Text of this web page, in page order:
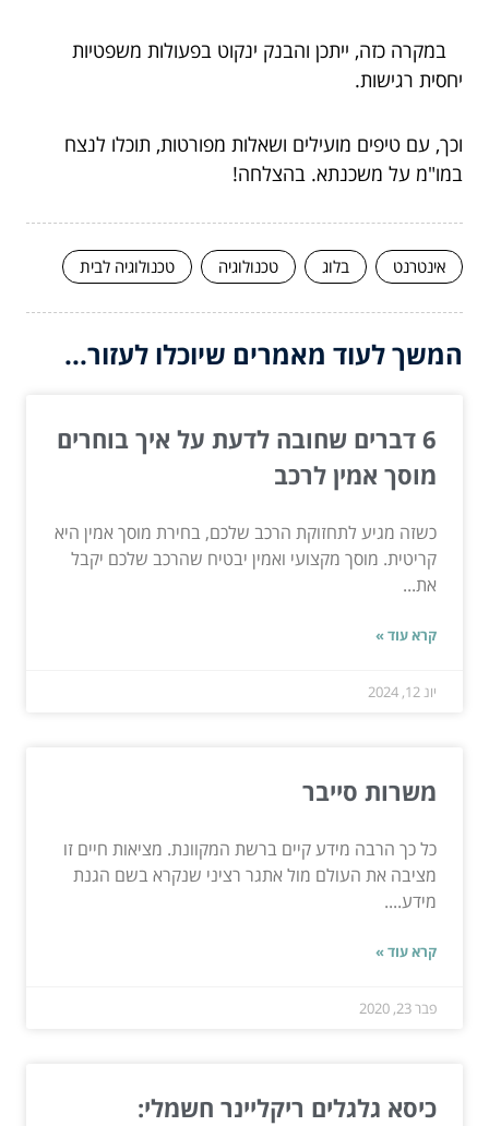
במקרה כזה, ייתכן והבנק ינקוט בפעולות משפטיות
יחסית רגישות.
וכך, עם טיפים מועילים ושאלות מפורטות, תוכלו לנצח
במו"מ על משכנתא. בהצלחה!
אינטרנט בלוג טכנולוגיה טכנולוגיה לבית
המשך לעוד מאמרים שיוכלו לעזור...
6 דברים שחובה לדעת על איך בוחרים
מוסך אמין לרכב
כשזה מגיע לתחזוקת הרכב שלכם, בחירת מוסך אמין היא
קריטית. מוסך מקצועי ואמין יבטיח שהרכב שלכם יקבל
את...
קרא עוד »
יונ 12, 2024
משרות סייבר
כל כך הרבה מידע קיים ברשת המקוונת. מציאות חיים זו
מציבה את העולם מול אתגר רציני שנקרא בשם הגנת
מידע....
קרא עוד »
פבר 23, 2020
כיסא גלגלים ריקליינר חשמלי: